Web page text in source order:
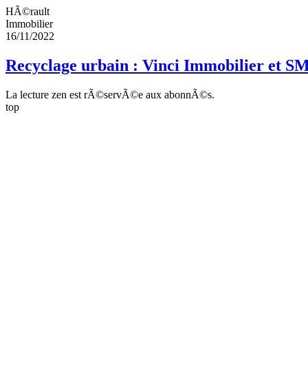
HÃ©rault
Immobilier
16/11/2022
Recyclage urbain : Vinci Immobilier et
La lecture zen est rÃ©servÃ©e aux abonnÃ©s.
top